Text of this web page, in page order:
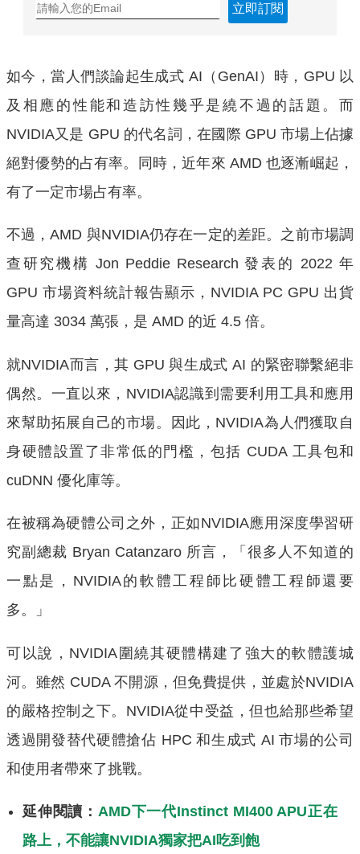
立即訂閱
如今，當人們談論起生成式 AI（GenAI）時，GPU 以
及相應的性能和造訪性幾乎是繞不過的話題。而
NVIDIA又是 GPU 的代名詞，在國際 GPU 市場上佔據
絕對優勢的占有率。同時，近年來 AMD 也逐漸崛起，
有了一定市場占有率。
不過，AMD 與NVIDIA仍存在一定的差距。之前市場調
查研究機構 Jon Peddie Research 發表的 2022 年
GPU 市場資料統計報告顯示，NVIDIA PC GPU 出貨
量高達 3034 萬張，是 AMD 的近 4.5 倍。
就NVIDIA而言，其 GPU 與生成式 AI 的緊密聯繫絕非
偶然。一直以來，NVIDIA認識到需要利用工具和應用
來幫助拓展自己的市場。因此，NVIDIA為人們獲取自
身硬體設置了非常低的門檻，包括 CUDA 工具包和
cuDNN 優化庫等。
在被稱為硬體公司之外，正如NVIDIA應用深度學習研
究副總裁 Bryan Catanzaro 所言，「很多人不知道的
一點是，NVIDIA的軟體工程師比硬體工程師還要
多。」
可以說，NVIDIA圍繞其硬體構建了強大的軟體護城
河。雖然 CUDA 不開源，但免費提供，並處於NVIDIA
的嚴格控制之下。NVIDIA從中受益，但也給那些希望
透過開發替代硬體搶佔 HPC 和生成式 AI 市場的公司
和使用者帶來了挑戰。
延伸閱讀： AMD下一代Instinct MI400 APU正在
路上，不能讓NVIDIA獨家把AI吃到飽